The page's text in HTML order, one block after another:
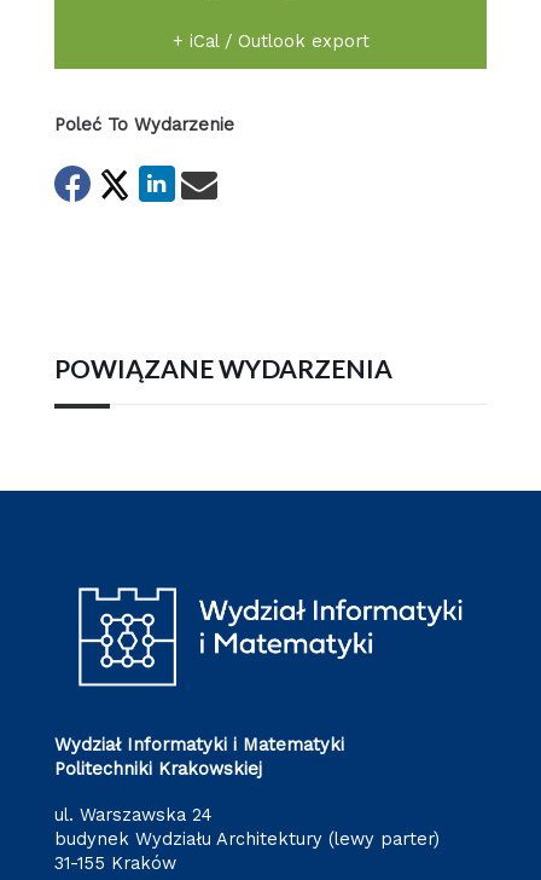
+ iCal / Outlook export
Poleć To Wydarzenie
POWIĄZANE WYDARZENIA
Wydział Informatyki i Matematyki
Politechniki Krakowskiej
ul. Warszawska 24
budynek Wydziału Architektury (lewy parter)
31-155 Kraków